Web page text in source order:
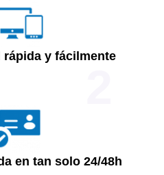
rápida y fácilmente
en tan solo 24/48h